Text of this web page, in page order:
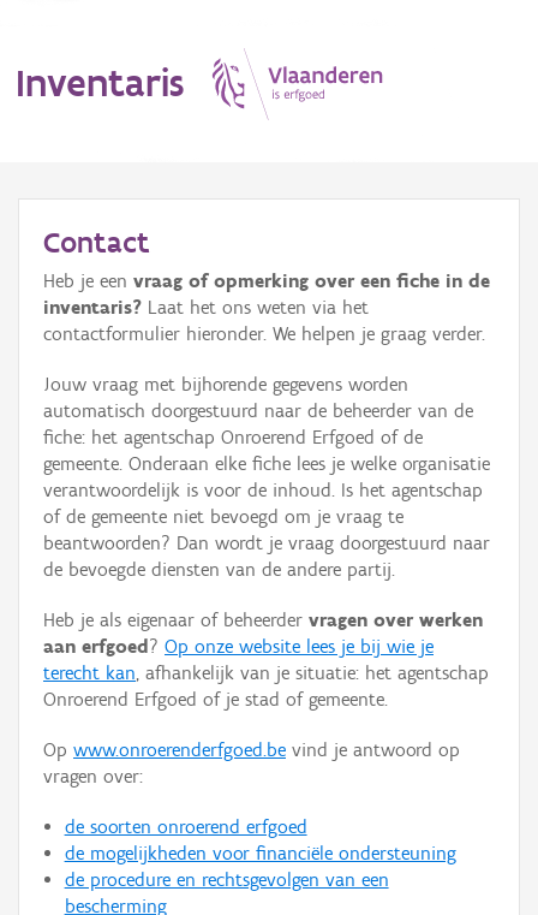
Inventaris
Erfgoedobject
Aanduidingsobject
Waarneming
Thema
Gebeurtenis
Persoon of collectief
Hergebruik
Aanmelden
Contact
Heb je een vraag of opmerking over een fiche in de
inventaris? Laat het ons weten via het
contactformulier hieronder. We helpen je graag verder.
Jouw vraag met bijhorende gegevens worden
automatisch doorgestuurd naar de beheerder van de
fiche: het agentschap Onroerend Erfgoed of de
gemeente. Onderaan elke fiche lees je welke organisatie
verantwoordelijk is voor de inhoud. Is het agentschap
of de gemeente niet bevoegd om je vraag te
beantwoorden? Dan wordt je vraag doorgestuurd naar
de bevoegde diensten van de andere partij.
Heb je als eigenaar of beheerder vragen over werken
aan erfgoed ? Op onze website lees je bij wie je
terecht kan, afhankelijk van je situatie: het agentschap
Onroerend Erfgoed of je stad of gemeente.
Op www.onroerenderfgoed.be vind je antwoord op
vragen over:
de soorten onroerend erfgoed
de mogelijkheden voor financiële ondersteuning
de procedure en rechtsgevolgen van een
bescherming